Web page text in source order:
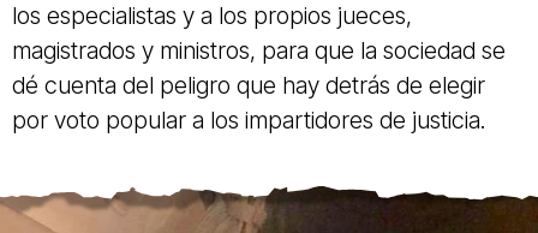
los especialistas y a los propios jueces,
magistrados y ministros, para que la sociedad se
dé cuenta del peligro que hay detrás de elegir
por voto popular a los impartidores de justicia.